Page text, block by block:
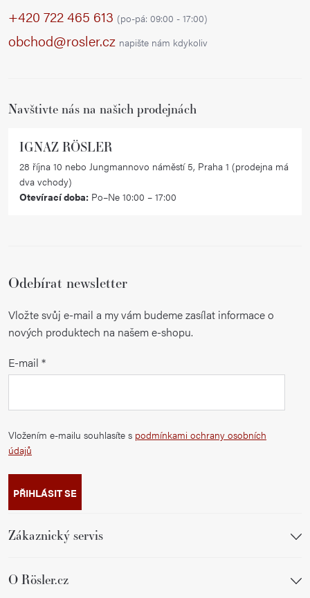
+420 722 465 613 (po-pá: 09:00 - 17:00)
obchod@rosler.cz napište nám kdykoliv
Navštivte nás na našich prodejnách
IGNAZ RÖSLER
28 října 10 nebo Jungmannovo náměstí 5, Praha 1 (prodejna má
dva vchody)
Otevírací doba: Po–Ne 10:00 – 17:00
Odebírat newsletter
Vložte svůj e-mail a my vám budeme zasílat informace o
nových produktech na našem e-shopu.
E-mail
Vložením e-mailu souhlasíte s podmínkami ochrany osobních
údajů
PŘIHLÁSIT SE
Zákaznický servis
O Rösler.cz